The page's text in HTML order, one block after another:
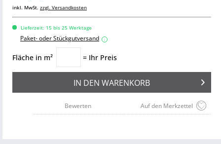
inkl. MwSt. zzgl. Versandkosten
Lieferzeit: 15 bis 25 Werktage
Paket- oder Stückgutversand i
Fläche in m² = Ihr Preis
IN DEN WARENKORB
Auf den Merkzettel
Bewerten